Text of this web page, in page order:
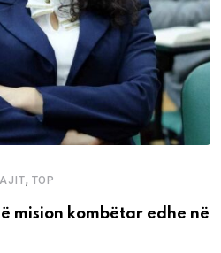
, TOP
mision kombëtar edhe në